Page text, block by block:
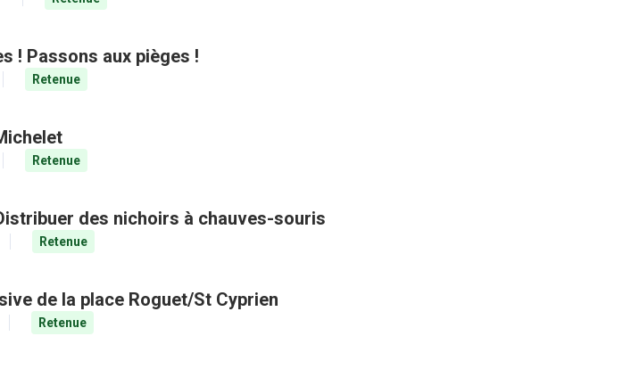
! Passons aux pièges !
Retenue
Retenue
des nichoirs à chauves-souris
Retenue
de la place Roguet/St Cyprien
Retenue